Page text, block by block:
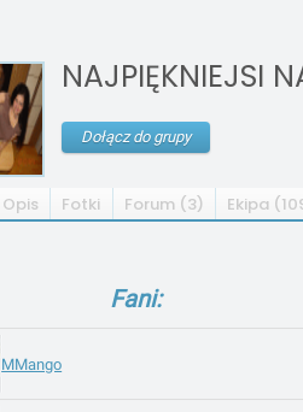
NAJPIĘKNIEJSI
Dołącz do grupy
Opis Fotki Forum (3) Ekipa
Fani:
MMango